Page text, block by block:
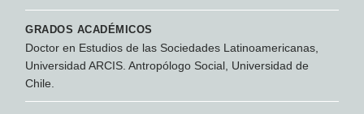
GRADOS ACADÉMICOS
Doctor en Estudios de las Sociedades Latinoamericanas,
Universidad ARCIS. Antropólogo Social, Universidad de
Chile.